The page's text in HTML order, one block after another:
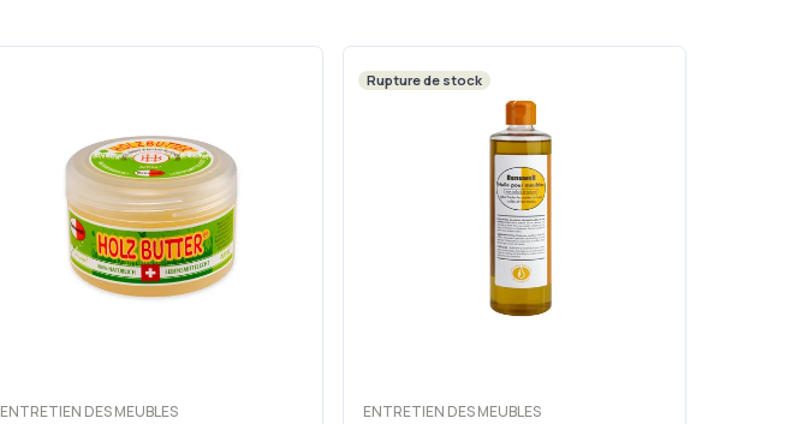
ENTRETIEN DES MEUBLES
Rupture de stock
ENTRETIEN DES MEUBLES